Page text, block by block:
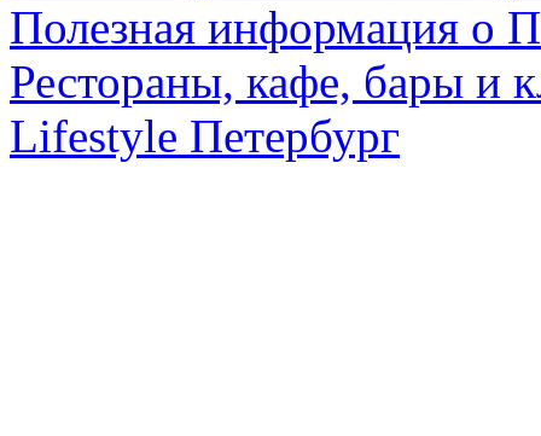
Полезная информация о
Рестораны, кафе, бары и
Lifestyle Петербург